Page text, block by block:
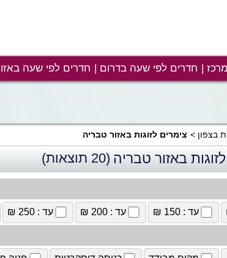
חדרים לפי שעה בדרום חדרים לפי שעה
בצפון צימרים לזוגות באזור טבריה
באזור טבריה (20 תוצאות)
עד : 150 ₪ עד : 200 ₪ עד : 250 ₪